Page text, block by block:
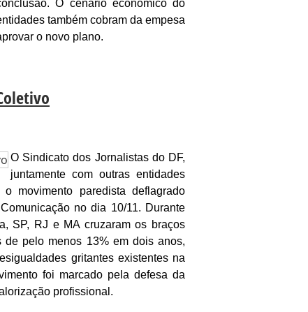
O cenário econômico do
também cobram da empesa
o novo plano.
O Sindicato dos Jornalistas do DF,
juntamente com outras entidades
movimento paredista deflagrado
no dia 10/11. Durante
SP, RJ e MA cruzaram os braços
pelo menos 13% em dois anos,
gritantes existentes na
foi marcado pela defesa da
profissional.